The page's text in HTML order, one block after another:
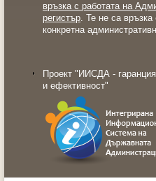
връзка с работата на
регистър. Те не са връзка
конкретна
Проект "ИИСДА -
и ефективност"